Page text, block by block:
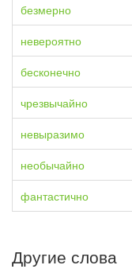
безмерно
невероятно
бесконечно
чрезвычайно
невыразимо
необычайно
фантастично
Другие слова